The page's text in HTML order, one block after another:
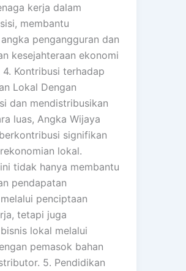
kerja dalam
membantu
pengangguran dan
kesejahteraan ekonomi
Kontribusi terhadap
Lokal Dengan
dan mendistribusikan
luas, Angka Wijaya
signifikan
lokal.
tidak hanya membantu
pendapatan
penciptaan
tetapi juga
lokal melalui
pemasok bahan
5. Pendidikan